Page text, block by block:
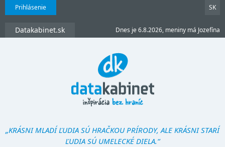
Prihlásenie SK
Datakabinet.sk Dnes je 6.8.2026, meniny má Jozefína
„KRÁSNI MLADÍ ĽUDIA SÚ HRAČKOU PRÍRODY, ALE KRÁSNI STARÍ
ĽUDIA SÚ UMELECKÉ DIELA.“